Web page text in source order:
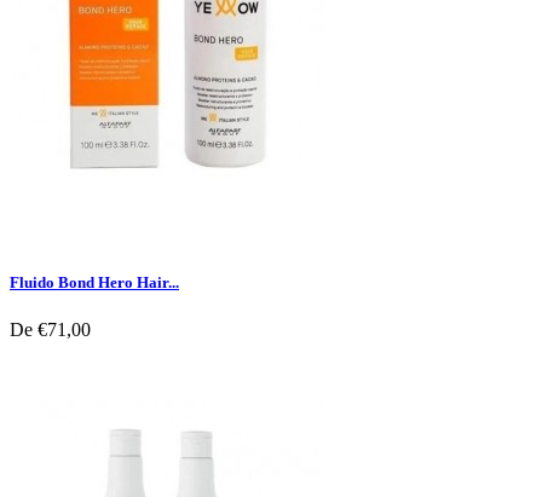
Fluido Bond Hero Hair...
De €71,00